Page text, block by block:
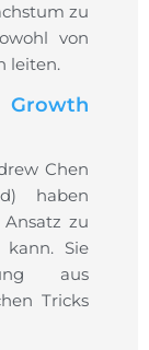
zu
von
leiten.
Chen
haben
zu
Sie
aus
Tricks